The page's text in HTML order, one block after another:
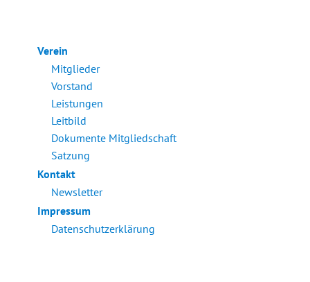
Verein
Mitglieder
Vorstand
Leistungen
Leitbild
Dokumente Mitgliedschaft
Satzung
Kontakt
Newsletter
Impressum
Datenschutzerklärung